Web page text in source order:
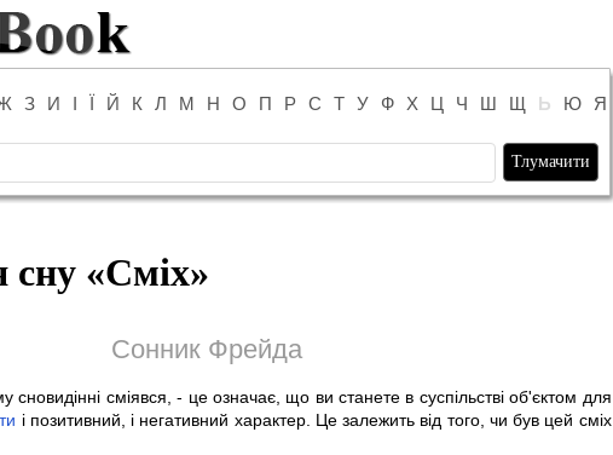
З И І Ї Й К Л М Н О П Р С Т У Ф Х Ц Ч Ш Щ Ь Ю Я
сну «Сміх»
Сонник Фрейда
сновидінні сміявся, - це означає, що ви станете в суспільстві об'єктом для
і позитивний, і негативний характер. Це залежить від того, чи був цей сміх